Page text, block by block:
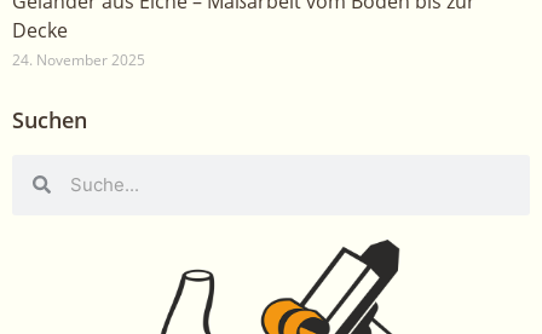
Decke
24. November 2025
Suchen